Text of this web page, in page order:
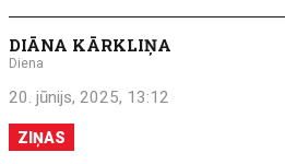
DIĀNA KĀRKLIŅA
Diena
20. jūnijs, 2025, 13:12
ZIŅAS